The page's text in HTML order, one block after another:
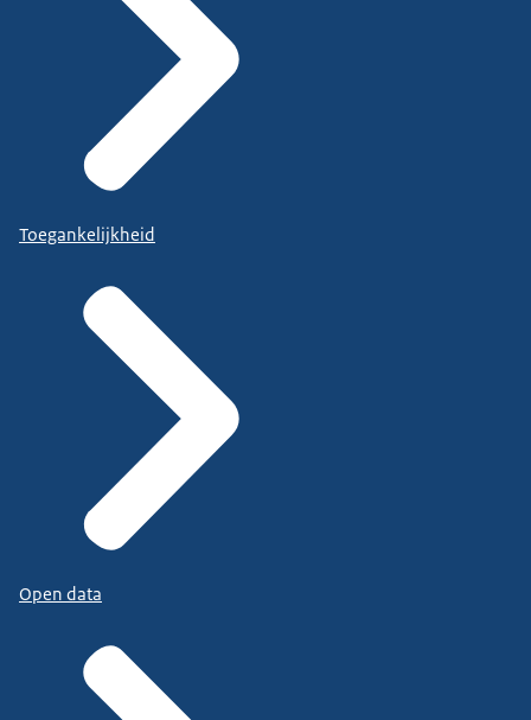
Toegankelijkheid
Open data